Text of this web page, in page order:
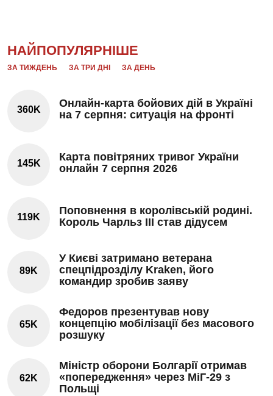
НАЙПОПУЛЯРНІШЕ
ЗА ТИЖДЕНЬ ЗА ТРИ ДНІ ЗА ДЕНЬ
360K
Онлайн-карта бойових дій в Україні
на 7 серпня: ситуація на фронті
145K
Карта повітряних тривог України
онлайн 7 серпня 2026
119K
Поповнення в королівській родині.
Король Чарльз III став дідусем
89K
У Києві затримано ветерана
спецпідрозділу Kraken, його
командир зробив заяву
65K
Федоров презентував нову
концепцію мобілізації без масового
розшуку
62K
Міністр оборони Болгарії отримав
«попередження» через МіГ-29 з
Польщі